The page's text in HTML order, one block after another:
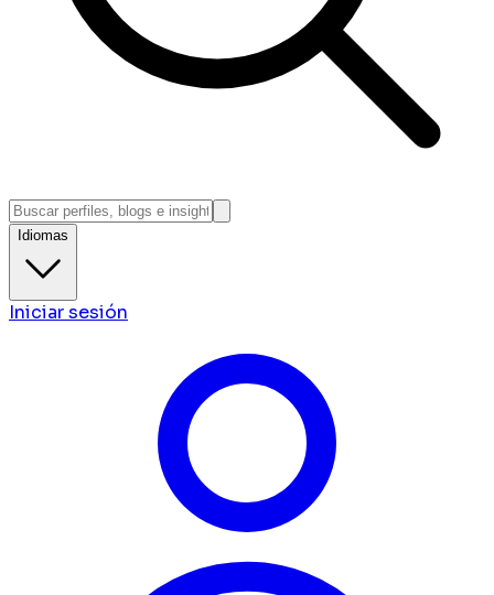
Idiomas
Iniciar sesión